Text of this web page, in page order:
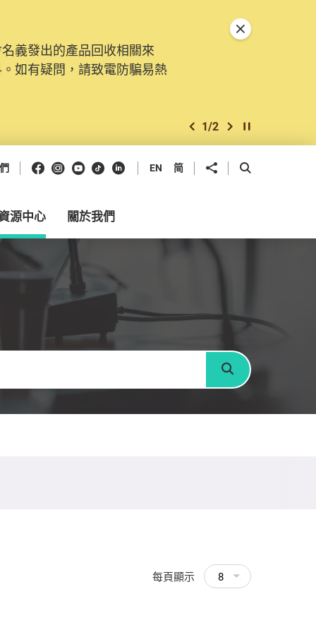
義發出的產品回收相關來
如有疑問，請致電防騙易熱
。由2025年11月10日起，
訴、查詢及建議。所有提交
上一個
2/2 下一個開始/暫停幻燈
關閉特別通告
Facebook
Instagram
Youtube
抖音領英 EN 简 分享到 開啟搜尋框
源中心 關於我們
搜尋
每頁顯示 8